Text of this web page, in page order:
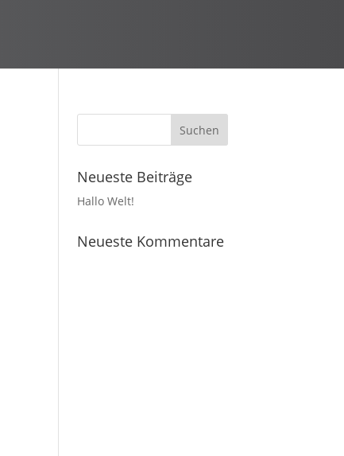
Neueste Beiträge
Hallo Welt!
Neueste Kommentare